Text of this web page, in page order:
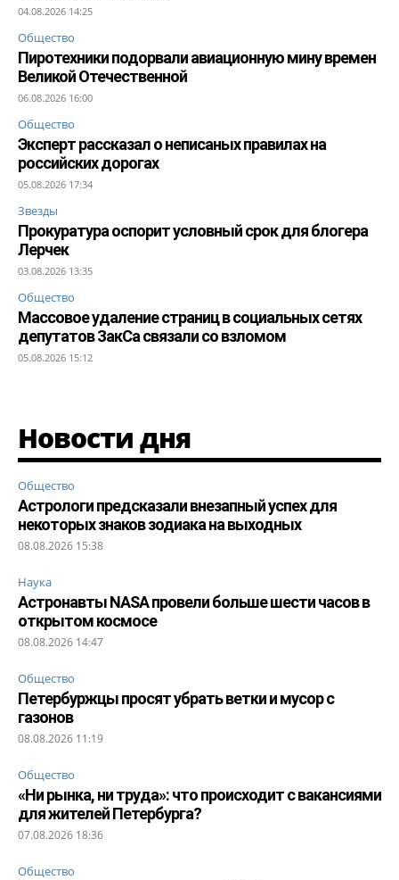
04.08.2026 14:25
Общество
Пиротехники подорвали авиационную мину времен
Великой Отечественной
06.08.2026 16:00
Общество
Эксперт рассказал о неписаных правилах на
российских дорогах
05.08.2026 17:34
Звезды
Прокуратура оспорит условный срок для блогера
Лерчек
03.08.2026 13:35
Общество
Массовое удаление страниц в социальных сетях
депутатов ЗакСа связали со взломом
05.08.2026 15:12
Новости дня
Общество
Астрологи предсказали внезапный успех для
некоторых знаков зодиака на выходных
08.08.2026 15:38
Наука
Астронавты NASA провели больше шести часов в
открытом космосе
08.08.2026 14:47
Общество
Петербуржцы просят убрать ветки и мусор с
газонов
08.08.2026 11:19
Общество
«Ни рынка, ни труда»: что происходит с вакансиями
для жителей Петербурга?
07.08.2026 18:36
Общество